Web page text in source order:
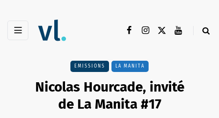
EMISSIONS LA MANITA
Nicolas Hourcade, invité
de La Manita #17